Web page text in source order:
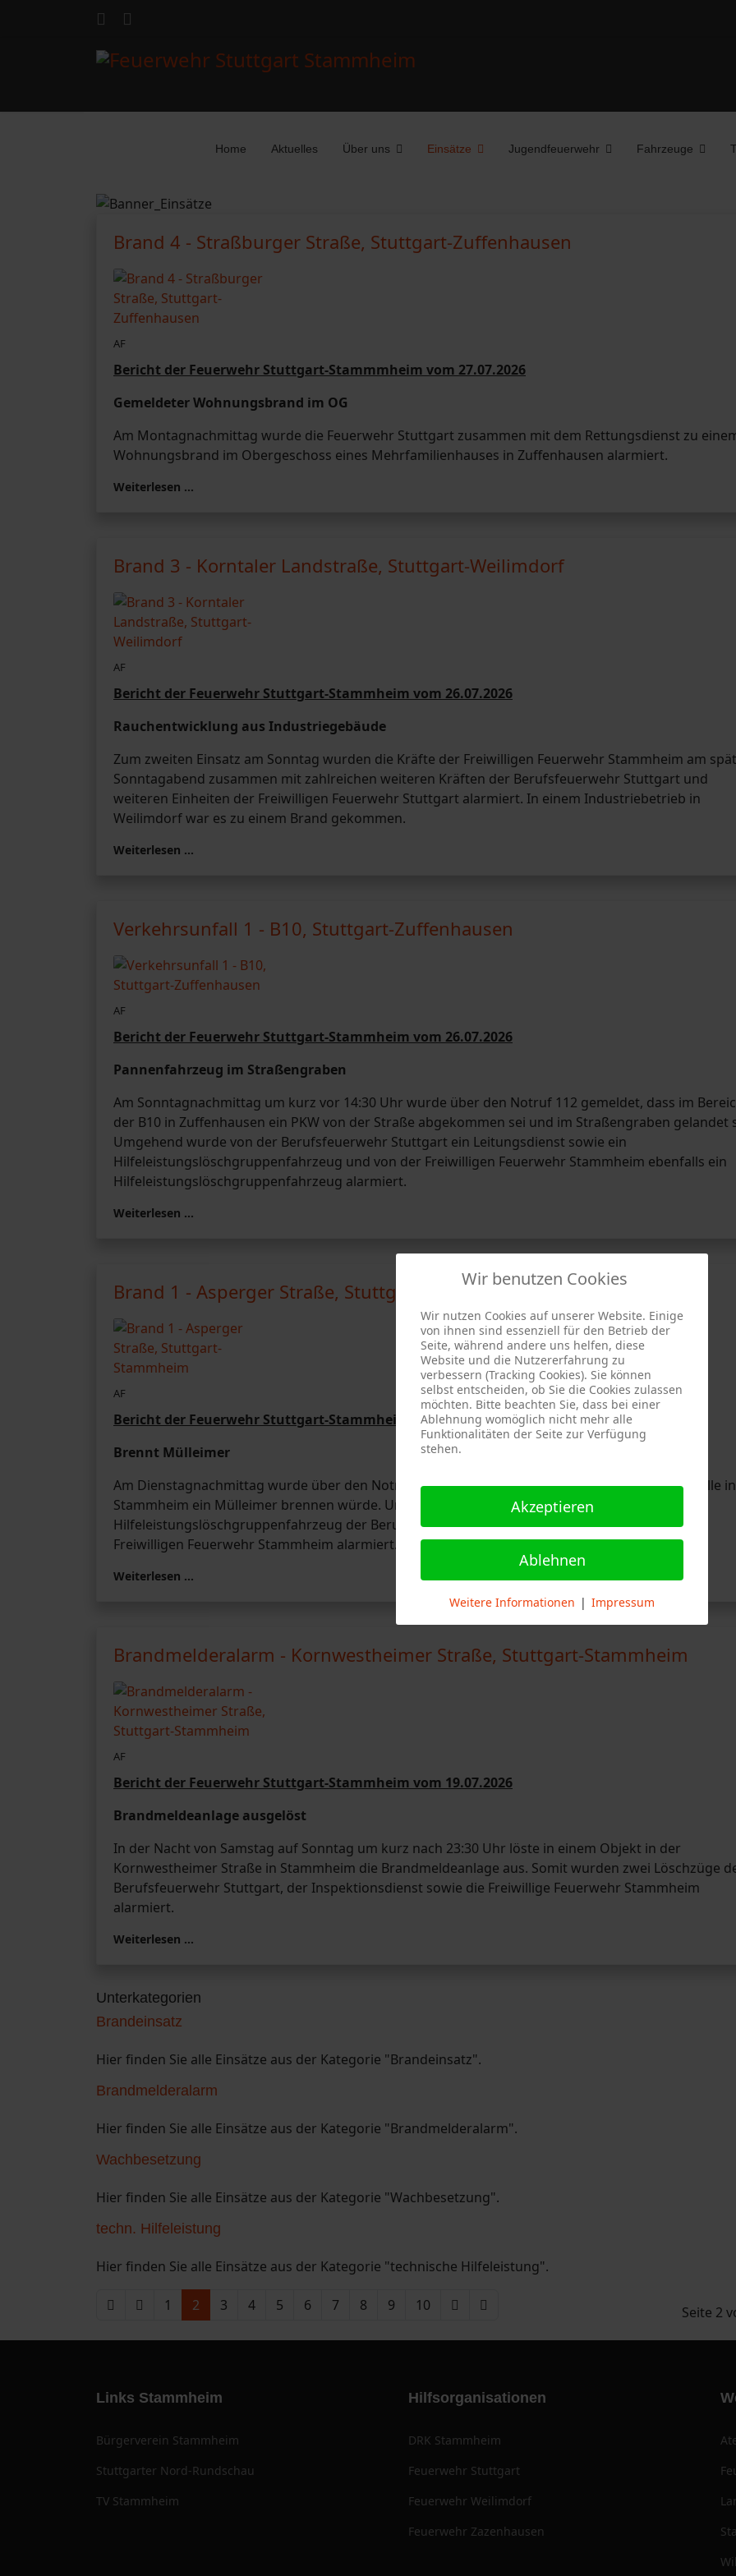
Home Aktuelles Über uns Einsätze Jugendfeuerwehr Fahrzeuge
Brand 4 - Straßburger Straße, Stuttgart-Zuffenhausen
AF
Bericht der Feuerwehr Stuttgart-Stammmheim vom 27.07.2026
Gemeldeter Wohnungsbrand im OG
Am Montagnachmittag wurde die Feuerwehr Stuttgart zusammen mit dem Rettungsdienst zu
Wohnungsbrand im Obergeschoss eines Mehrfamilienhauses in Zuffenhausen alarmiert.
Weiterlesen …
Brand 3 - Korntaler Landstraße, Stuttgart-Weilimdorf
AF
Bericht der Feuerwehr Stuttgart-Stammheim vom 26.07.2026
Rauchentwicklung aus Industriegebäude
Zum zweiten Einsatz am Sonntag wurden die Kräfte der Freiwilligen Feuerwehr Stammheim am
Sonntagabend zusammen mit zahlreichen weiteren Kräften der Berufsfeuerwehr Stuttgart und
weiteren Einheiten der Freiwilligen Feuerwehr Stuttgart alarmiert. In einem Industriebetrieb in
Weilimdorf war es zu einem Brand gekommen.
Weiterlesen …
Verkehrsunfall 1 - B10, Stuttgart-Zuffenhausen
AF
Bericht der Feuerwehr Stuttgart-Stammheim vom 26.07.2026
Pannenfahrzeug im Straßengraben
Am Sonntagnachmittag um kurz vor 14:30 Uhr wurde über den Notruf 112 gemeldet, dass im
der B10 in Zuffenhausen ein PKW von der Straße abgekommen sei und im Straßengraben gelandet
Umgehend wurde von der Berufsfeuerwehr Stuttgart ein Leitungsdienst sowie ein
Hilfeleistungslöschgruppenfahrzeug und von der Freiwilligen Feuerwehr Stammheim ebenfalls ein
Hilfeleistungslöschgruppenfahrzeug alarmiert.
Weiterlesen …
Brand 1 - Asperger Straße, Stuttgart-Stammheim
AF
Bericht der Feuerwehr Stuttgart-Stammheim vom 21.07.2026
Brennt Mülleimer
Am Dienstagnachmittag wurde über den Notruf 112 gemeldet, dass im Bereich der Endhaltestelle in
Stammheim ein Mülleimer brennen würde. Umgehend wurde jeweils ein
Hilfeleistungslöschgruppenfahrzeug der Berufsfeuerwehrwache 4 aus Feuerbach und von der
Freiwilligen Feuerwehr Stammheim alarmiert.
Weiterlesen …
Brandmelderalarm - Kornwestheimer Straße, Stuttgart-Stammheim
AF
Bericht der Feuerwehr Stuttgart-Stammheim vom 19.07.2026
Brandmeldeanlage ausgelöst
In der Nacht von Samstag auf Sonntag um kurz nach 23:30 Uhr löste in einem Objekt in der
Kornwestheimer Straße in Stammheim die Brandmeldeanlage aus. Somit wurden zwei Löschzüge
Berufsfeuerwehr Stuttgart, der Inspektionsdienst sowie die Freiwillige Feuerwehr Stammheim
alarmiert.
Weiterlesen …
Unterkategorien
Brandeinsatz
Hier finden Sie alle Einsätze aus der Kategorie "Brandeinsatz".
Brandmelderalarm
Hier finden Sie alle Einsätze aus der Kategorie "Brandmelderalarm".
Wachbesetzung
Hier finden Sie alle Einsätze aus der Kategorie "Wachbesetzung".
techn. Hilfeleistung
Hier finden Sie alle Einsätze aus der Kategorie "technische Hilfeleistung".
Seite 2
1 2 3 4 5 6 7 8 9 10
Links Stammheim
Bürgerverein Stammheim
Stuttgarter Nord-Rundschau
TV Stammheim
Hilfsorganisationen
DRK Stammheim
Feuerwehr Stuttgart
Feuerwehr Weilimdorf
Feuerwehr Zazenhausen
Wir benutzen Cookies
Wir nutzen Cookies auf unserer Website. Einige
von ihnen sind essenziell für den Betrieb der
Seite, während andere uns helfen, diese
Website und die Nutzererfahrung zu
verbessern (Tracking Cookies). Sie können
selbst entscheiden, ob Sie die Cookies zulassen
möchten. Bitte beachten Sie, dass bei einer
Ablehnung womöglich nicht mehr alle
Funktionalitäten der Seite zur Verfügung
stehen.
Akzeptieren
Ablehnen
Weitere Informationen | Impressum